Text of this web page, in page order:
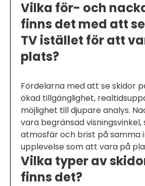
Vilka för- och
finns det med att
TV istället för att
plats?
Fördelarna med att se skidor
ökad tillgänglighet,
möjlighet till djupare analys.
vara begränsad visningsvinkel,
atmosfär och brist på samma
upplevelse som att vara på
Vilka typer av
finns det?